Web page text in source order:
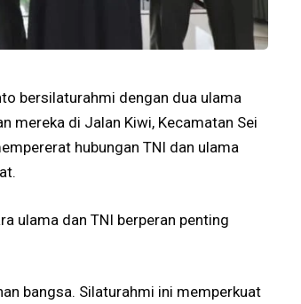
bersilaturahmi dengan dua ulama
mereka di Jalan Kiwi, Kecamatan Sei
hubungan TNI dan ulama
ulama dan TNI berperan penting
bangsa. Silaturahmi ini memperkuat